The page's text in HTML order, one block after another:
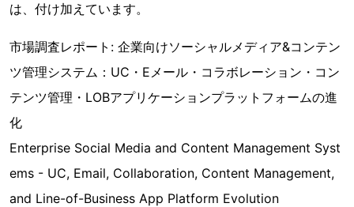
は、付け加えています。
市場調査レポート: 企業向けソーシャルメディア&コンテン
ツ管理システム：UC・Eメール・コラボレーション・コン
テンツ管理・LOBアプリケーションプラットフォームの進
化
Enterprise Social Media and Content Management Syst
ems - UC, Email, Collaboration, Content Management,
and Line-of-Business App Platform Evolution